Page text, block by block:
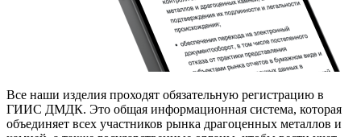
Все наши изделия проходят обязательную регистрацию в
ГИИС ДМДК. Это общая информационная система, которая
объединяет всех участников рынка драгоценных металлов и